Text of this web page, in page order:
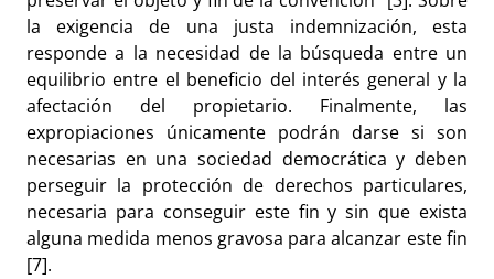
la exigencia de una justa indemnización, esta
responde a la necesidad de la búsqueda entre un
equilibrio entre el beneficio del interés general y la
afectación del propietario. Finalmente, las
expropiaciones únicamente podrán darse si son
necesarias en una sociedad democrática y deben
perseguir la protección de derechos particulares,
necesaria para conseguir este fin y sin que exista
alguna medida menos gravosa para alcanzar este fin
[7].